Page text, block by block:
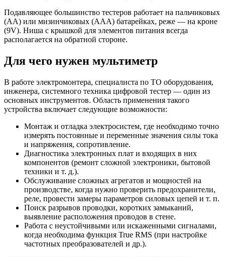
Подавляющее большинство тестеров работает на пальчиковых
(АА) или мизинчиковых (ААА) батарейках, реже — на кроне
(9V). Ниша с крышкой для элементов питания всегда
располагается на обратной стороне.
Для чего нужен мультиметр
В работе электромонтера, специалиста по ТО оборудования,
инженера, системного техника цифровой тестер — один из
основных инструментов. Область применения такого
устройства включает следующие возможности:
Монтаж и отладка электросистем, где необходимо точно
измерять постоянные и переменные значения силы тока
и напряжения, сопротивление.
Диагностика электронных плат и входящих в них
компонентов (ремонт сложной электроники, бытовой
техники и т. д.).
Обслуживание сложных агрегатов и мощностей на
производстве, когда нужно проверить предохранители,
реле, провести замеры параметров силовых цепей и т. п.
Поиск разрывов проводки, коротких замыканий,
выявление расположения проводов в стене.
Работа с неустойчивыми или искаженными сигналами,
когда необходима функция True RMS (при настройке
частотных преобразователей и др.).